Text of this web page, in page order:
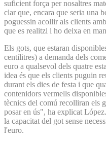
suficient força per nosaltres
clar que, encara que seria una
poguessin acollir als clients
que es realitzi i ho deixa en
Els gots, que estaran
centilitres) a demanda dels
euro a qualsevol dels quatre
idea és que els clients puguin
durant els dies de festa i que
contenidors vermells
tècnics del comú recolliran els
posar en ús", ha explicat
la capacitat del got sense
l'euro.